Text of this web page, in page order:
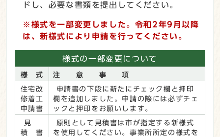
ドし、必要な書類を提出してください。
※様式を一部変更しました。令和2年9月以降
は、新様式により申請を行ってください。
様式の一部変更について
様 式 注 意 事 項
住宅改
修着工
申請書
申請書の下段に新たにチェック欄と押印
欄を追加しました。申請の際には必ずチェ
ックと押印をお願いします。
見
積 書
原則として見積書は市が指定する新様式
を使用してください。事業所所定の様式を